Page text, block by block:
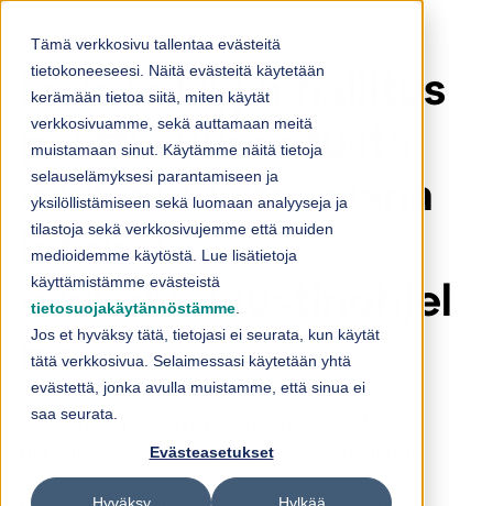
Tämä verkkosivu tallentaa evästeitä
tietokoneeseesi. Näitä evästeitä käytetään
kerämään tietoa siitä, miten käytät
verkkosivuamme, sekä auttamaan meitä
muistamaan sinut. Käytämme näitä tietoja
selauselämyksesi parantamiseen ja
yksilöllistämiseen sekä luomaan analyyseja ja
tilastoja sekä verkkosivujemme että muiden
medioidemme käytöstä. Lue lisätietoja
käyttämistämme evästeistä
tietosuojakäytännöstämme
Jos et hyväksy tätä, tietojasi ei seurata, kun käytät
tätä verkkosivua. Selaimessasi käytetään yhtä
evästettä, jonka avulla muistamme, että sinua ei
saa seurata.
Evästeasetukset
Loihde Oyj:n hallitus
päätti suunnatusta
osakeannista osana
johdon
osakekannustinohjel
maa
12.2.2026 19:00:01 EET | Loihde Oyj | Muut
pörssin sääntöjen nojalla julkistettavat tiedot